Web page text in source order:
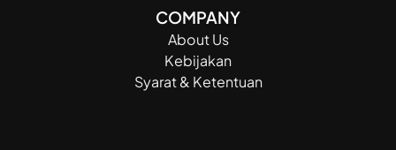
COMPANY
About Us
Kebijakan
Syarat & Ketentuan